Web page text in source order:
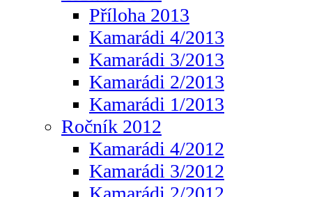
Příloha 2013
Kamarádi 4/2013
Kamarádi 3/2013
Kamarádi 2/2013
Kamarádi 1/2013
Ročník 2012
Kamarádi 4/2012
Kamarádi 3/2012